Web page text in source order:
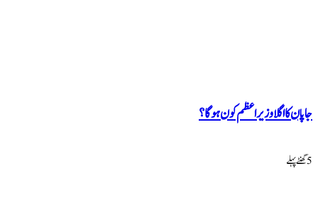
وزیراعظم کون ہوگا؟